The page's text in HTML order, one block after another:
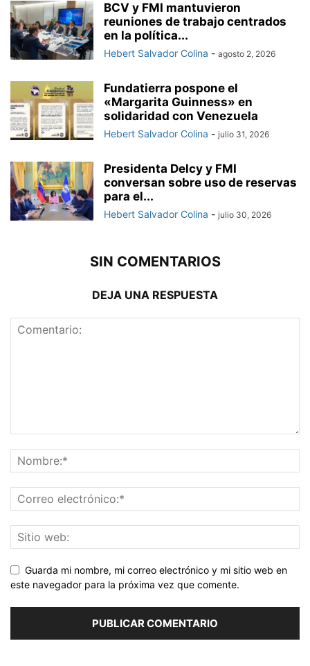
BCV y FMI mantuvieron
reuniones de trabajo centrados
en la política...
Hebert Salvador Colina - agosto 2, 2026
Fundatierra pospone el
«Margarita Guinness» en
solidaridad con Venezuela
Hebert Salvador Colina - julio 31, 2026
Presidenta Delcy y FMI
conversan sobre uso de reservas
para el...
Hebert Salvador Colina - julio 30, 2026
SIN COMENTARIOS
DEJA UNA RESPUESTA
Guarda mi nombre, mi correo electrónico y mi sitio web en
este navegador para la próxima vez que comente.